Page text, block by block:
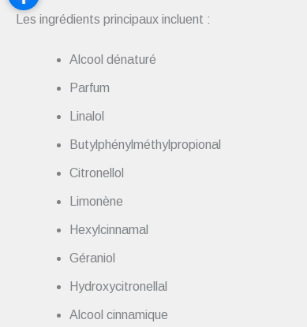
Les ingrédients principaux incluent :
Alcool dénaturé
Parfum
Linalol
Butylphénylméthylpropional
Citronellol
Limonène
Hexylcinnamal
Géraniol
Hydroxycitronellal
Alcool cinnamique